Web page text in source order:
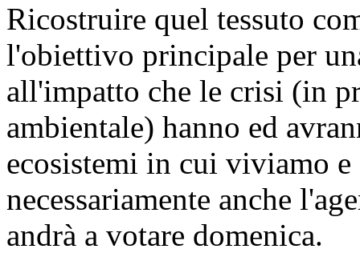
Ricostruire quel tessuto
l'obiettivo principale per
all'impatto che le crisi (in
ambientale) hanno ed
ecosistemi in cui viviamo
necessariamente anche
andrà a votare domenica.